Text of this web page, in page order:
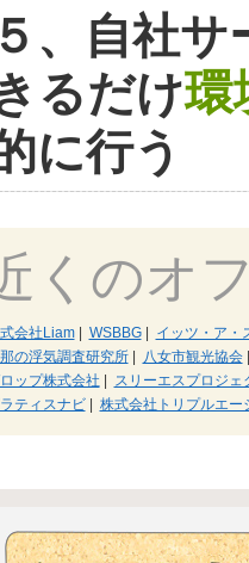
５、自社
るだけ環
に行う
くのオ
会社Liam| WSBBG|
イッツ・ア・
の浮気調査研究所| 八女市観光協会|
ップ株式会社
スリーエスプロジェ
ティスナビ| 株式会社トリプルエー